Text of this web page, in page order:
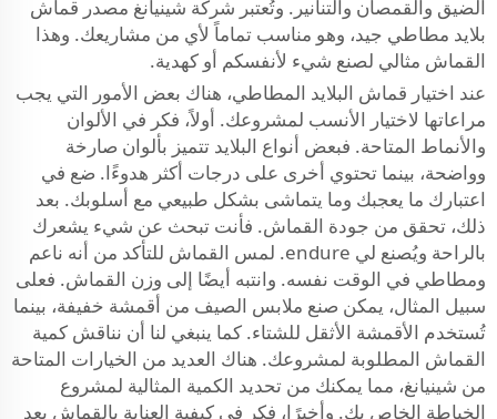
الضيق والقمصان والتنانير. وتُعتبر شركة شينيانغ مصدر قماش
بلايد مطاطي جيد، وهو مناسب تماماً لأي من مشاريعك. وهذا
القماش مثالي لصنع شيء لأنفسكم أو كهدية.
عند اختيار قماش البلايد المطاطي، هناك بعض الأمور التي يجب
مراعاتها لاختيار الأنسب لمشروعك. أولاً، فكر في الألوان
والأنماط المتاحة. فبعض أنواع البلايد تتميز بألوان صارخة
وواضحة، بينما تحتوي أخرى على درجات أكثر هدوءًا. ضع في
اعتبارك ما يعجبك وما يتماشى بشكل طبيعي مع أسلوبك. بعد
ذلك، تحقق من جودة القماش. فأنت تبحث عن شيء يشعرك
بالراحة ويُصنع لي endure. لمس القماش للتأكد من أنه ناعم
ومطاطي في الوقت نفسه. وانتبه أيضًا إلى وزن القماش. فعلى
سبيل المثال، يمكن صنع ملابس الصيف من أقمشة خفيفة، بينما
تُستخدم الأقمشة الأثقل للشتاء. كما ينبغي لنا أن نناقش كمية
القماش المطلوبة لمشروعك. هناك العديد من الخيارات المتاحة
من شينيانغ، مما يمكنك من تحديد الكمية المثالية لمشروع
الخياطة الخاص بك. وأخيرًا، فكر في كيفية العناية بالقماش بعد